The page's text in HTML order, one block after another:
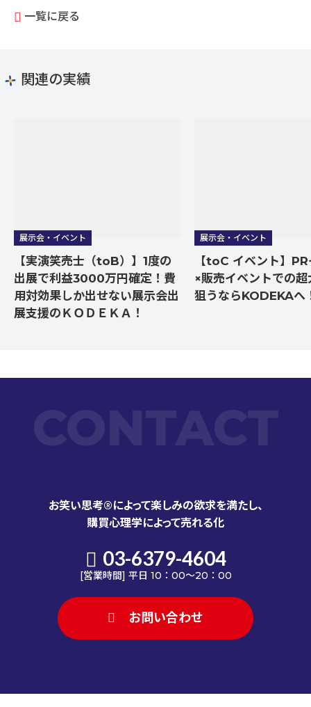
一覧に戻る
関連の実績
展示会・イベント
【実演笑売士（toB）】1度の
出展で利益3000万円確定！費
用対効果しか出せない展示会出
展支援のＫＯＤＥＫＡ！
展示会・イベント
【toC イベント】
×販売イベントでの超
狙うならKODEKAへ
お笑い思考®によって楽しみの欲求を満たし、
購買心理学によって売れる化
03-6379-4604
[営業時間] 平日 10：00～20：00
お問い合わせ